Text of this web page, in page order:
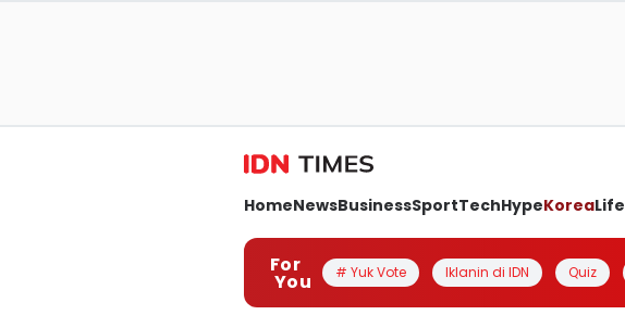
HomeNewsBusinessSportTechHypeKoreaLife
For
You # Yuk Vote Iklanin di IDN Quiz